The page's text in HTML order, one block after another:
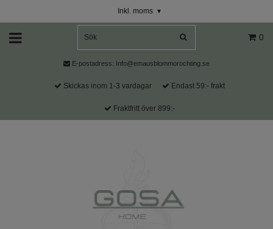
Inkl. moms ▾
0
E-postadress: Info@emausblommorochting.se
Skickas inom 1-3 vardagar Endast 59:- frakt
Fraktfritt över 899:-